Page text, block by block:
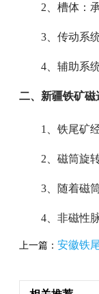
2、槽体：
3、传动系
4、辅助系
二、新疆铁矿磁
1、铁尾矿
2、磁筒旋
3、随着磁
4、非磁性
上一篇： 安徽铁